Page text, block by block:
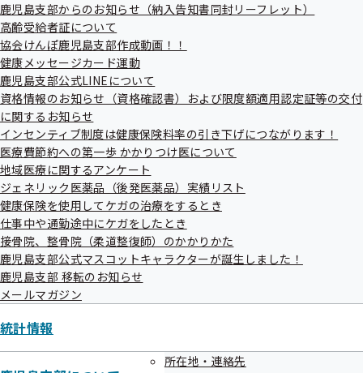
ー
鹿児島支部からのお知らせ（納入告知書同封リーフレット）
高齢受給者証について
協会けんぽ鹿児島支部作成動画！！
健康メッセージカード運動
鹿児島支部公式LINEについて
資格情報のお知らせ（資格確認書）および限度額適用認定証等の交付
に関するお知らせ
インセンティブ制度は健康保険料率の引き下げにつながります！
医療費節約への第一歩 かかりつけ医について
地域医療に関するアンケート
ジェネリック医薬品（後発医薬品）実績リスト
健康保険を使用してケガの治療をするとき
仕事中や通勤途中にケガをしたとき
接骨院、整骨院（柔道整復師）のかかりかた
鹿児島支部公式マスコットキャラクターが誕生しました！
鹿児島支部 移転のお知らせ
メールマガジン
統計情報
所在地・連絡先
業主・加入者の皆様方との結びつきをより深め、健康に対
する意識を高めていただくため、健康保険事業を推進して
いきたいと考えております。
健康保険委員としての役割について
健康保険委員の皆様には、以下の4つの役割をお願いしてい
ます。
広報
鹿児島支部より健康保険事業に関する情報提供を行いますの